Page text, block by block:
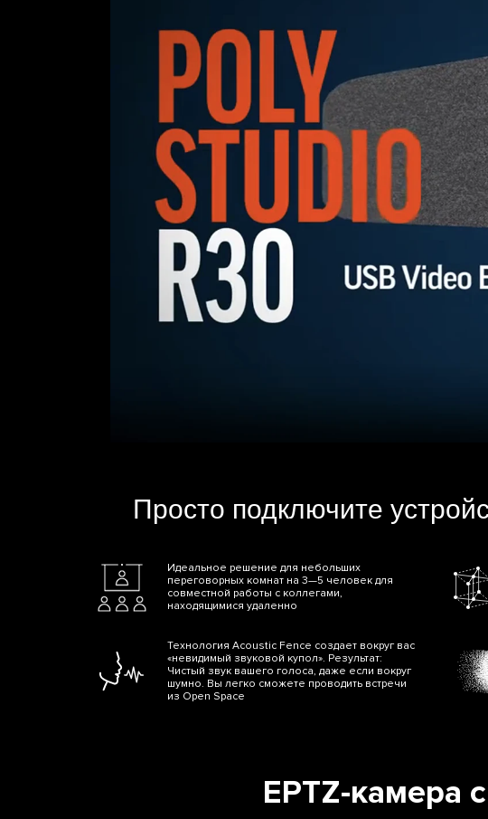
Просто подключите
Идеальное решение для небольших
переговорных комнат на 3—5 человек для
совместной работы с коллегами,
находящимися удаленно
Технология Acoustic Fence создает вокруг вас
«невидимый звуковой купол». Результат:
Чистый звук вашего голоса, даже если вокруг
шумно. Вы легко сможете проводить встречи
из Open Space
EPTZ-камера